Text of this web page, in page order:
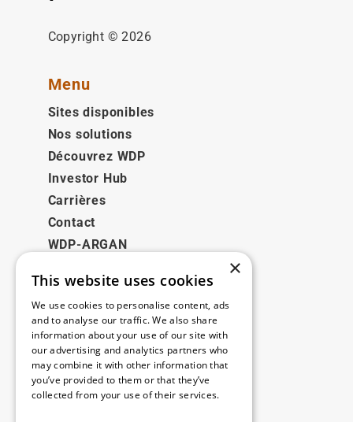
Copyright © 2026
Menu
Sites disponibles
Nos solutions
Découvrez WDP
Investor Hub
Carrières
Contact
WDP-ARGAN
Juridique
Disclaimer
Politique de confidentialité
Cookie Policy
×
This website uses cookies
We use cookies to personalise content, ads
and to analyse our traffic. We also share
information about your use of our site with
our advertising and analytics partners who
may combine it with other information that
you’ve provided to them or that they’ve
collected from your use of their services.